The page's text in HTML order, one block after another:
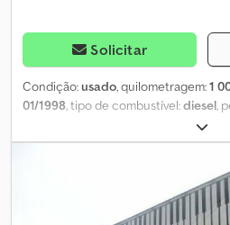
Solicitar
Condição:usado, quilometragem:1
01/1998, tipo de combustível:diesel,
, peso total:
cabina do condutor:outro, tipo de
,
, largura do espaço de carga:2
, Ano de fabrico: 1998
Bovenden, portas de correr